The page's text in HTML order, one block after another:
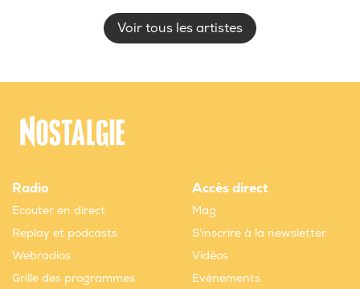
Voir tous les artistes
Radio
Ecouter en direct
Replay et podcasts
Webradios
Grille des programmes
Accès direct
Mag
S'inscrire à la newsletter
Vidéos
Evènements